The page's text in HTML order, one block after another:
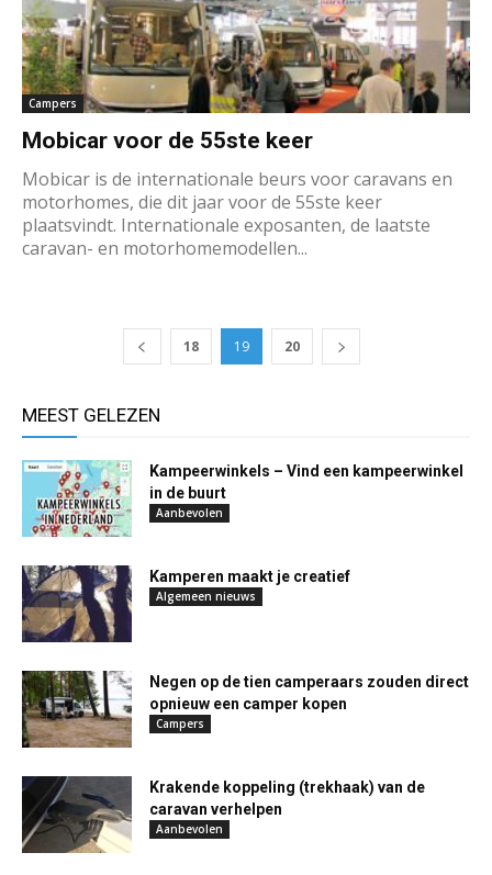
Campers
Mobicar voor de 55ste keer
Mobicar is de internationale beurs voor caravans en
motorhomes, die dit jaar voor de 55ste keer
plaatsvindt. Internationale exposanten, de laatste
caravan- en motorhomemodellen...
18 19 20
MEEST GELEZEN
Kampeerwinkels – Vind een kampeerwinkel
in de buurt
Aanbevolen
Kamperen maakt je creatief
Algemeen nieuws
Negen op de tien camperaars zouden direct
opnieuw een camper kopen
Campers
Krakende koppeling (trekhaak) van de
caravan verhelpen
Aanbevolen